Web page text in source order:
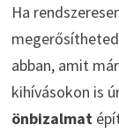
Ha
abban, amit
kihívásokon is
önbizalmat